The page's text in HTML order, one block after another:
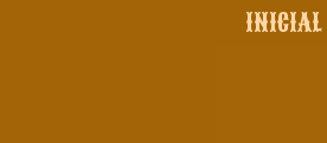
INICIAL